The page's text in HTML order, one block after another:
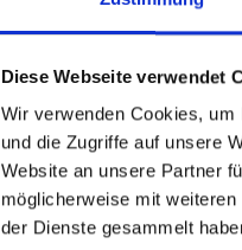
Diese Webseite verwendet
Wir verwenden Cookies,
und die Zugriffe auf unsere
Website an unsere Partner
möglicherweise mit
der Dienste gesammelt
Vechta
Nordfriesland II
Freising